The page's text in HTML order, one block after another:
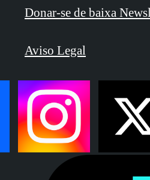
Donar-se de baixa
Aviso Legal